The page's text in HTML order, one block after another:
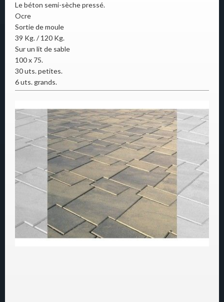
Le béton semi-sèche pressé.
Ocre
Sortie de moule
39 Kg. / 120 Kg.
Sur un lit de sable
100 x 75.
30 uts. petites.
6 uts. grands.